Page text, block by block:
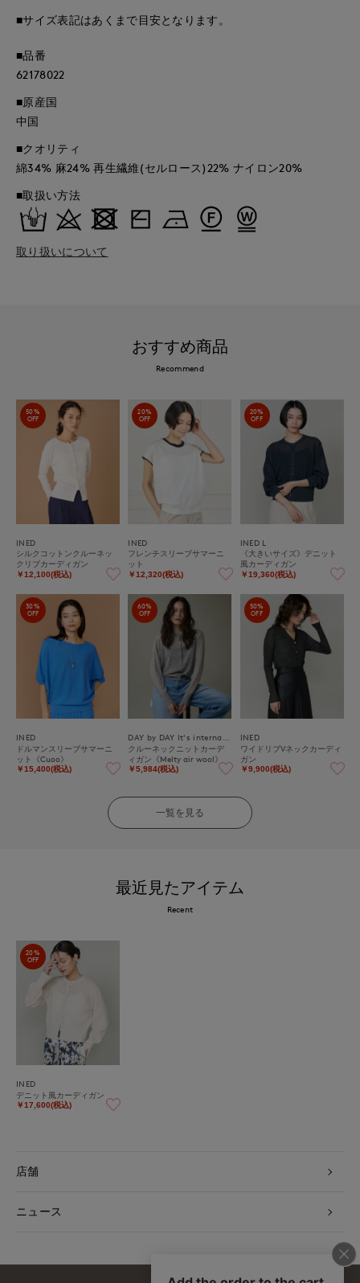
■サイズ表記はあくまで目安となります。
■品番
62178022
■原産国
中国
■クオリティ
綿34% 麻24% 再生繊維(セルロース)22% ナイロン20%
■取扱い方法
取り扱いについて
おすすめ商品
Recommend
50%
OFF
INED
シルクコットンクルーネッ
クリブカーディガン
￥12,100(税込)
20%
OFF
INED
フレンチスリーブサマーニ
ット
￥12,320(税込)
20%
OFF
INED L
《大きいサイズ》デニット
風カーディガン
￥19,360(税込)
30%
OFF
INED
ドルマンスリーブサマーニ
ット《Cuoo》
￥15,400(税込)
60%
OFF
クルーネックニットカーデ
ィガン《Melty air wool》
￥5,984(税込)
50%
OFF
INED
ワイドリブVネックカーディ
ガン
￥9,900(税込)
一覧を見る
最近見たアイテム
Recent
20%
OFF
INED
デニット風カーディガン
￥17,600(税込)
店舗
ニュース